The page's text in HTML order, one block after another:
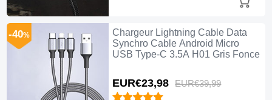
Chargeur Lightning Cable Data
Synchro Cable Android Micro
USB Type-C 3.5A H01 Gris Fonce
EUR€23,98 EUR€39,99
-40%